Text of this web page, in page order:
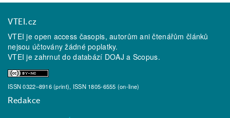
VTEI.cz
VTEI je open access časopis, autorům ani čtenářům článků
nejsou účtovány žádné poplatky.
VTEI je zahrnut do databází DOAJ a Scopus.
ISSN 0322–8916 (print), ISSN 1805-6555 (on-line)
Redakce